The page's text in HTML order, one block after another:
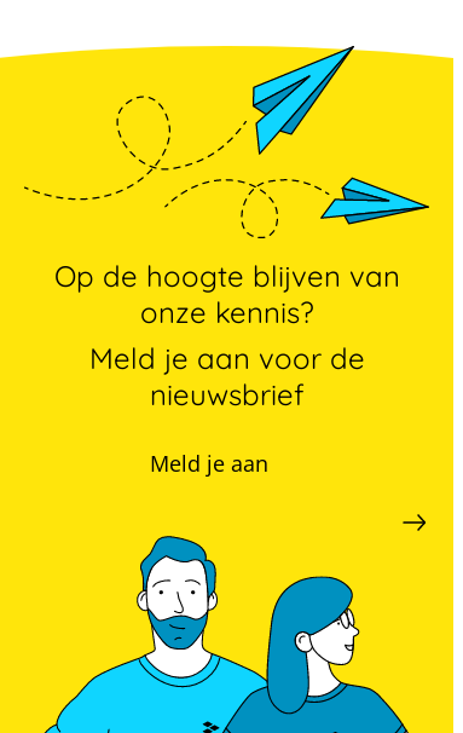
Op de hoogte blijven van
onze kennis?
Meld je aan voor de
nieuwsbrief
Meld je aan